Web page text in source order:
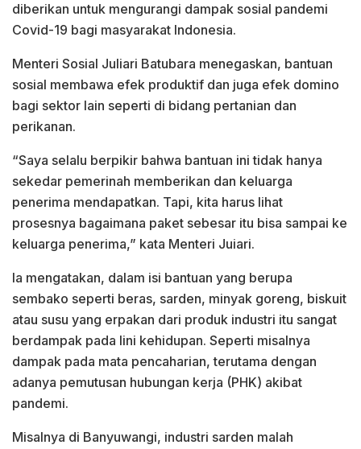
diberikan untuk mengurangi dampak sosial pandemi
Covid-19 bagi masyarakat Indonesia.
Menteri Sosial Juliari Batubara menegaskan, bantuan
sosial membawa efek produktif dan juga efek domino
bagi sektor lain seperti di bidang pertanian dan
perikanan.
“Saya selalu berpikir bahwa bantuan ini tidak hanya
sekedar pemerinah memberikan dan keluarga
penerima mendapatkan. Tapi, kita harus lihat
prosesnya bagaimana paket sebesar itu bisa sampai ke
keluarga penerima,” kata Menteri Juiari.
Ia mengatakan, dalam isi bantuan yang berupa
sembako seperti beras, sarden, minyak goreng, biskuit
atau susu yang erpakan dari produk industri itu sangat
berdampak pada lini kehidupan. Seperti misalnya
dampak pada mata pencaharian, terutama dengan
adanya pemutusan hubungan kerja (PHK) akibat
pandemi.
Misalnya di Banyuwangi, industri sarden malah